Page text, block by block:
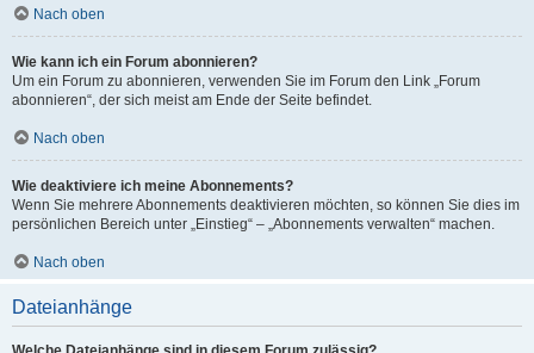
Nach oben
Wie kann ich ein Forum abonnieren?
Um ein Forum zu abonnieren, verwenden Sie im Forum den Link „Forum
abonnieren“, der sich meist am Ende der Seite befindet.
Nach oben
Wie deaktiviere ich meine Abonnements?
Wenn Sie mehrere Abonnements deaktivieren möchten, so können Sie dies im
persönlichen Bereich unter „Einstieg“ – „Abonnements verwalten“ machen.
Nach oben
Dateianhänge